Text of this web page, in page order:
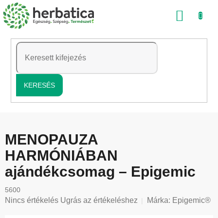
Ugrás
a
tartalomhoz
KERESÉS
MENOPAUZA
HARMÓNIÁBAN
ajándékcsomag – Epigemic
5600
A
Nincs értékelés Ugrás az értékeléshez Márka: Epigemic®